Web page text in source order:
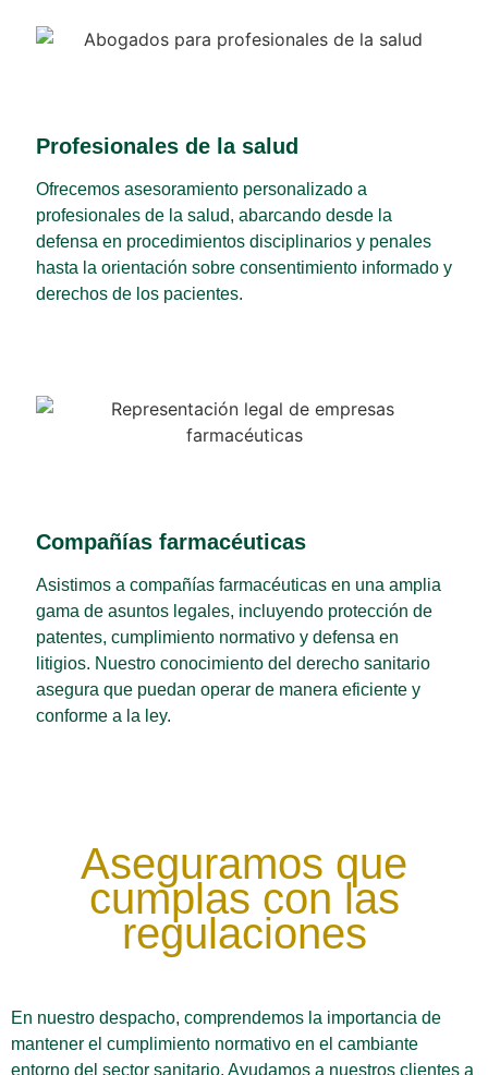
Profesionales de la salud
Ofrecemos asesoramiento personalizado a
profesionales de la salud, abarcando desde la
defensa en procedimientos disciplinarios y penales
hasta la orientación sobre consentimiento informado y
derechos de los pacientes.
Compañías farmacéuticas
Asistimos a compañías farmacéuticas en una amplia
gama de asuntos legales, incluyendo protección de
patentes, cumplimiento normativo y defensa en
litigios. Nuestro conocimiento del derecho sanitario
asegura que puedan operar de manera eficiente y
conforme a la ley.
Aseguramos que
cumplas con las
regulaciones
En nuestro despacho, comprendemos la importancia de
mantener el cumplimiento normativo en el cambiante
entorno del sector sanitario. Ayudamos a nuestros clientes a